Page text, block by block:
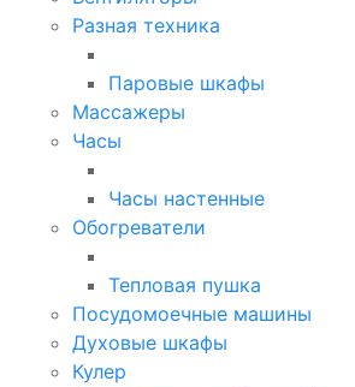
Разная техника
Паровые шкафы
Массажеры
Часы
Часы настенные
Обогреватели
Тепловая пушка
Посудомоечные машины
Духовые шкафы
Кулер